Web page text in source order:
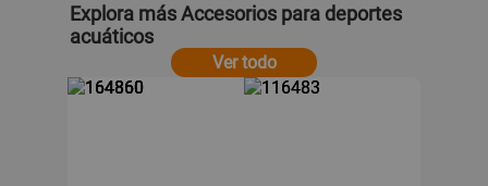
Explora más Accesorios para deportes
acuáticos
Ver todo